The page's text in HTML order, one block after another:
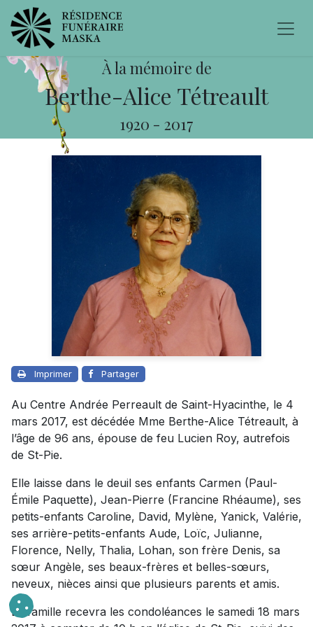
À la mémoire de
Berthe-Alice Tétreault
1920 - 2017
Imprimer Partager
Au Centre Andrée Perreault de Saint-Hyacinthe, le 4
mars 2017, est décédée Mme Berthe-Alice Tétreault, à
l’âge de 96 ans, épouse de feu Lucien Roy, autrefois
de St-Pie.
Elle laisse dans le deuil ses enfants Carmen (Paul-
Émile Paquette), Jean-Pierre (Francine Rhéaume), ses
petits-enfants Caroline, David, Mylène, Yanick, Valérie,
ses arrière-petits-enfants Aude, Loïc, Julianne,
Florence, Nelly, Thalia, Lohan, son frère Denis, sa
sœur Angèle, ses beaux-frères et belles-sœurs,
neveux, nièces ainsi que plusieurs parents et amis.
La famille recevra les condoléances le samedi 18 mars